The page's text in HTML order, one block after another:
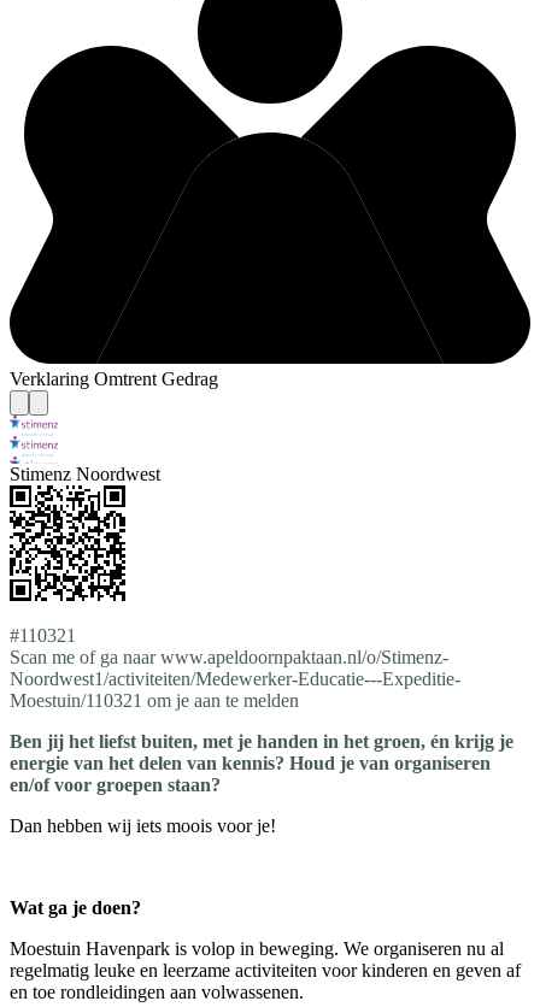
Verklaring Omtrent Gedrag
Stimenz Noordwest
#110321
Scan me of ga naar www.apeldoornpaktaan.nl/o/Stimenz-
Noordwest1/activiteiten/Medewerker-Educatie---Expeditie-
Moestuin/110321 om je aan te melden
Ben jij het liefst buiten, met je handen in het groen, én krijg je
energie van het delen van kennis? Houd je van organiseren
en/of voor groepen staan?
Dan hebben wij iets moois voor je!
Wat ga je doen?
Moestuin Havenpark is volop in beweging. We organiseren nu al
regelmatig leuke en leerzame activiteiten voor kinderen en geven af
en toe rondleidingen aan volwassenen.